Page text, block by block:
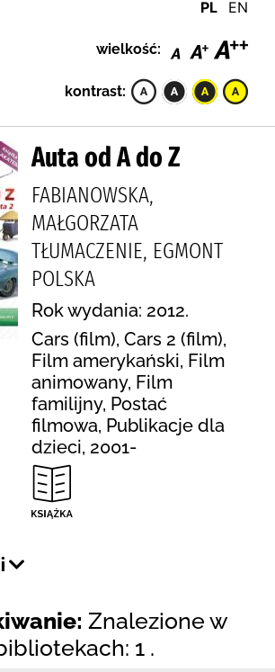
PL EN
wielkość:
kontrast:
Auta od A do Z
FABIANOWSKA,
MAŁGORZATA
TŁUMACZENIE, EGMONT
POLSKA
Rok wydania: 2012.
Cars (film), Cars 2 (film),
Film amerykański, Film
animowany, Film
familijny, Postać
filmowa, Publikacje dla
dzieci, 2001-
Znalezione w
1 .